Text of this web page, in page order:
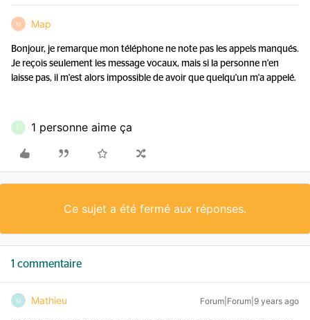
M Map
Bonjour, je remarque mon téléphone ne note pas les appels manqués.
Je reçois seulement les message vocaux, mais si la personne n'en
laisse pas, il m'est alors impossible de avoir que quelqu'un m'a appelé.
L 1 personne aime ça
Ce sujet a été fermé aux réponses.
1 commentaire
M Mathieu Forum|Forum|9 years ago